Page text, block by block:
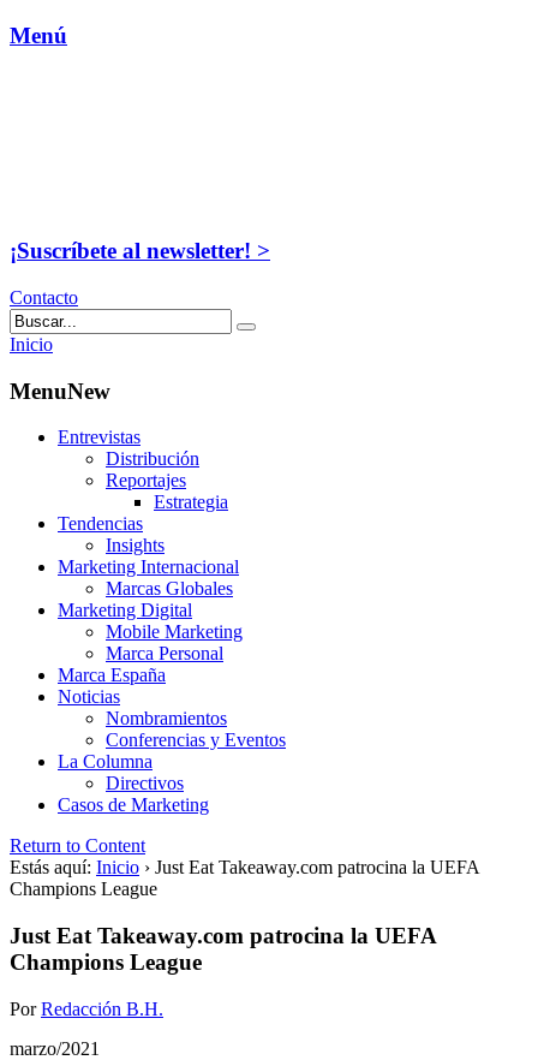
Menú
¡Suscríbete al newsletter! >
Contacto
Inicio
MenuNew
Entrevistas
Distribución
Reportajes
Estrategia
Tendencias
Insights
Marketing Internacional
Marcas Globales
Marketing Digital
Mobile Marketing
Marca Personal
Marca España
Noticias
Nombramientos
Conferencias y Eventos
La Columna
Directivos
Casos de Marketing
Return to Content
Estás aquí: Inicio › Just Eat Takeaway.com patrocina la UEFA
Champions League
Just Eat Takeaway.com patrocina la UEFA
Champions League
PorRedacción B.H.
marzo/2021